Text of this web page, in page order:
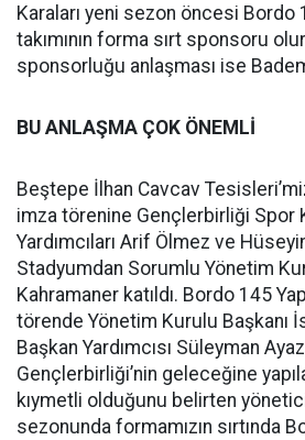
Karaları yeni sezon öncesi Bordo
takımının forma sırt sponsoru
sponsorluğu anlaşması ise
BU ANLAŞMA ÇOK ÖNEMLİ
Beştepe İlhan Cavcav
imza törenine Gençlerbirliği Spor
Yardımcıları Arif Ölmez ve
Stadyumdan Sorumlu Yönetim
Kahramaner katıldı. Bordo 145
törende Yönetim Kurulu Başkanı
Başkan Yardımcısı Süleyman
Gençlerbirliği’nin geleceğine
kıymetli olduğunu belirten
sezonunda formamızın sırtında